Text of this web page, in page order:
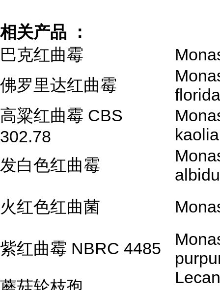
相关产品 ：
巴克红曲霉
佛罗里达红曲霉
高粱红曲霉 CBS
302.78
发白色红曲霉
火红色红曲菌
紫红曲霉 NBRC 4485